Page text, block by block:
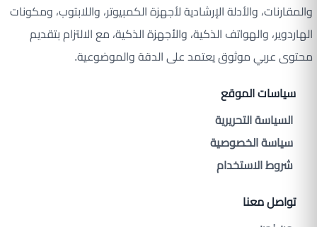
والمقارنات، والأدلة الإرشادية لأجهزة الكمبيوتر، واللابتوب، ومكونات
الهاردوير، والهواتف الذكية، والأجهزة الذكية، مع الالتزام بتقديم
محتوى عربي موثوق يعتمد على الدقة والموضوعية.
سياسات الموقع
السياسة التحريرية
سياسة الخصوصية
شروط الاستخدام
تواصل معنا